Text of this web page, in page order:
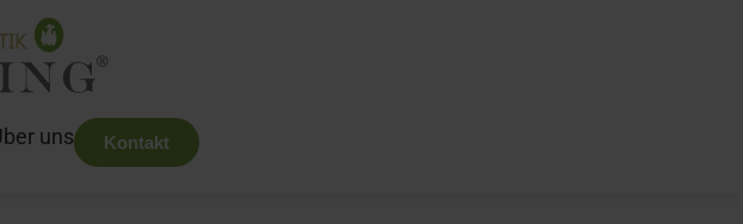
uns Kontakt